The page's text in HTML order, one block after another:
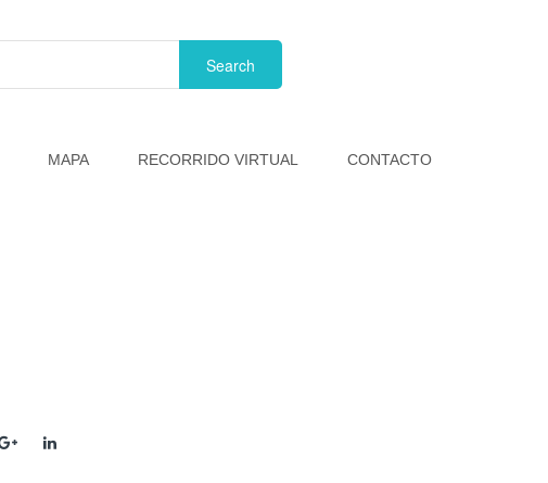
MAPA RECORRIDO VIRTUAL CONTACTO